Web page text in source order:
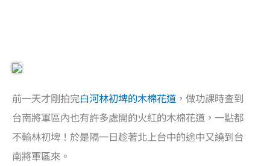
前一天才剛拍完白河林初埤的木棉花道 ，做功課時查到
台南將軍區內也有許多處開的火紅的木棉花道，一點都
不輸林初埤！於是隔一日趁著北上台中的途中又繞到台
南將軍區來。